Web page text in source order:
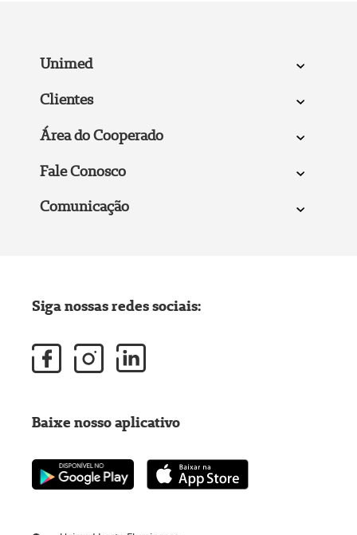
Unimed
Clientes
Área do Cooperado
Fale Conosco
Comunicação
Siga nossas redes sociais:
Baixe nosso aplicativo